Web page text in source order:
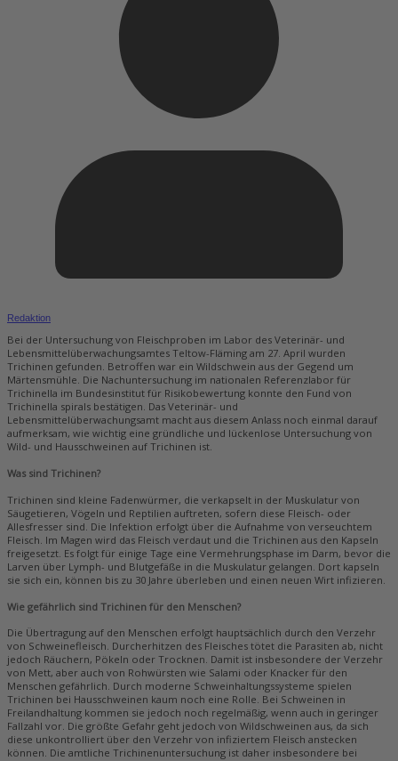
Redaktion
Bei der Untersuchung von Fleischproben im Labor des Veterinär- und
Lebensmittelüberwachungsamtes Teltow-Fläming am 27. April wurden
Trichinen gefunden. Betroffen war ein Wildschwein aus der Gegend um
Märtensmühle. Die Nachuntersuchung im nationalen Referenzlabor für
Trichinella im Bundesinstitut für Risikobewertung konnte den Fund von
Trichinella spirals bestätigen. Das Veterinär- und
Lebensmittelüberwachungsamt macht aus diesem Anlass noch einmal darauf
aufmerksam, wie wichtig eine gründliche und lückenlose Untersuchung von
Wild- und Hausschweinen auf Trichinen ist.
Was sind Trichinen?
Trichinen sind kleine Fadenwürmer, die verkapselt in der Muskulatur von
Säugetieren, Vögeln und Reptilien auftreten, sofern diese Fleisch- oder
Allesfresser sind. Die Infektion erfolgt über die Aufnahme von verseuchtem
Fleisch. Im Magen wird das Fleisch verdaut und die Trichinen aus den Kapseln
freigesetzt. Es folgt für einige Tage eine Vermehrungsphase im Darm, bevor die
Larven über Lymph- und Blutgefäße in die Muskulatur gelangen. Dort kapseln
sie sich ein, können bis zu 30 Jahre überleben und einen neuen Wirt infizieren.
Wie gefährlich sind Trichinen für den Menschen?
Die Übertragung auf den Menschen erfolgt hauptsächlich durch den Verzehr
von Schweinefleisch. Durcherhitzen des Fleisches tötet die Parasiten ab, nicht
jedoch Räuchern, Pökeln oder Trocknen. Damit ist insbesondere der Verzehr
von Mett, aber auch von Rohwürsten wie Salami oder Knacker für den
Menschen gefährlich. Durch moderne Schweinhaltungssysteme spielen
Trichinen bei Hausschweinen kaum noch eine Rolle. Bei Schweinen in
Freilandhaltung kommen sie jedoch noch regelmäßig, wenn auch in geringer
Fallzahl vor. Die größte Gefahr geht jedoch von Wildschweinen aus, da sich
diese unkontrolliert über den Verzehr von infiziertem Fleisch anstecken
können. Die amtliche Trichinenuntersuchung ist daher insbesondere bei